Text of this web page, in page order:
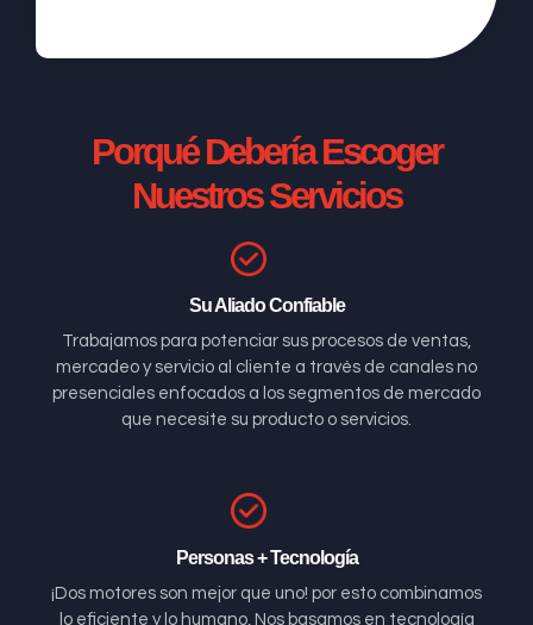
Porqué Debería Escoger
Nuestros Servicios
Su Aliado Confiable
Trabajamos para potenciar sus procesos de ventas,
mercadeo y servicio al cliente a través de canales no
presenciales enfocados a los segmentos de mercado
que necesite su producto o servicios.
Personas + Tecnología
¡Dos motores son mejor que uno! por esto combinamos
lo eficiente y lo humano, Nos basamos en tecnología